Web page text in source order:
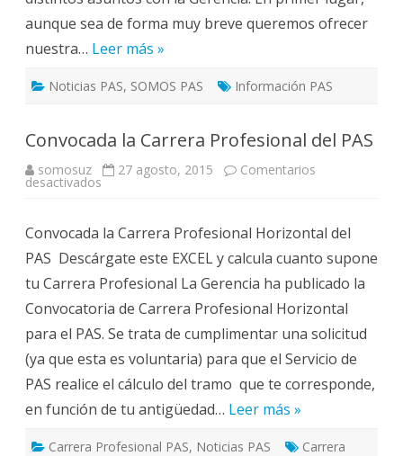
aunque sea de forma muy breve queremos ofrecer
nuestra… Leer más »
Noticias PAS, SOMOS PAS Información PAS
Convocada la Carrera Profesional del PAS
somosuz 27 agosto, 2015 Comentarios
desactivadosen
Profesional
del
PAS
Convocada la Carrera Profesional Horizontal del
PAS Descárgate este EXCEL y calcula cuanto supone
tu Carrera Profesional La Gerencia ha publicado la
Convocatoria de Carrera Profesional Horizontal
para el PAS. Se trata de cumplimentar una solicitud
(ya que esta es voluntaria) para que el Servicio de
PAS realice el cálculo del tramo que te corresponde,
en función de tu antigüedad… Leer más »
Carrera Profesional PAS, Noticias PAS
Carrera